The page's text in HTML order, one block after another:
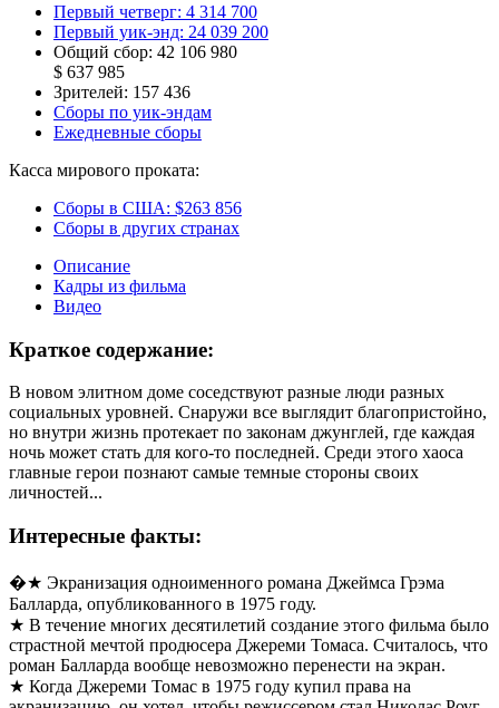
Первый четверг: 4 314 700
Первый уик-энд: 24 039 200
Общий сбор: 42 106 980
$ 637 985
Зрителей: 157 436
Сборы по уик-эндам
Ежедневные сборы
Касса мирового проката:
Сборы в США: $263 856
Сборы в других странах
Описание
Кадры из фильма
Видео
Краткое содержание:
В новом элитном доме соседствуют разные люди разных
социальных уровней. Снаружи все выглядит благопристойно,
но внутри жизнь протекает по законам джунглей, где каждая
ночь может стать для кого-то последней. Среди этого хаоса
главные герои познают самые темные стороны своих
личностей...
Интересные факты:
�★ Экранизация одноименного романа Джеймса Грэма
Балларда, опубликованного в 1975 году.
★ В течение многих десятилетий создание этого фильма было
страстной мечтой продюсера Джереми Томаса. Считалось, что
роман Балларда вообще невозможно перенести на экран.
★ Когда Джереми Томас в 1975 году купил права на